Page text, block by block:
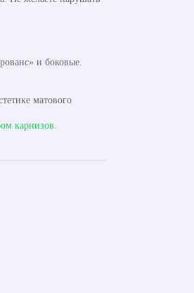
и боковые.
матового
карнизов.